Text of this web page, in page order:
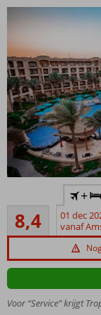
Maar liefst
een pool
bar
Direct aan
zandstrand
Luxe
Spa
Top á-la-
carterestaurants
8,4
Zeer goed
21
beoordelingen
+
01 dec
vanaf
Voor “Service” krijgt